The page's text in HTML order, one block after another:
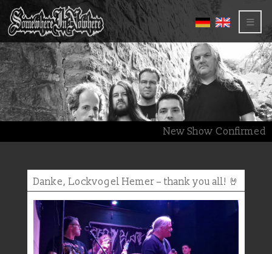
≡
New Show Confirmed
Danke, Lockvogel Hemer – thank you all! 🤘